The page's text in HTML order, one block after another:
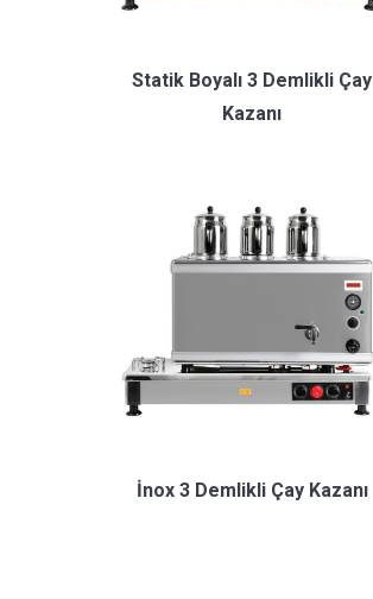
Statik Boyalı 3 Demlikli Çay
Kazanı
İnox 3 Demlikli Çay Kazanı